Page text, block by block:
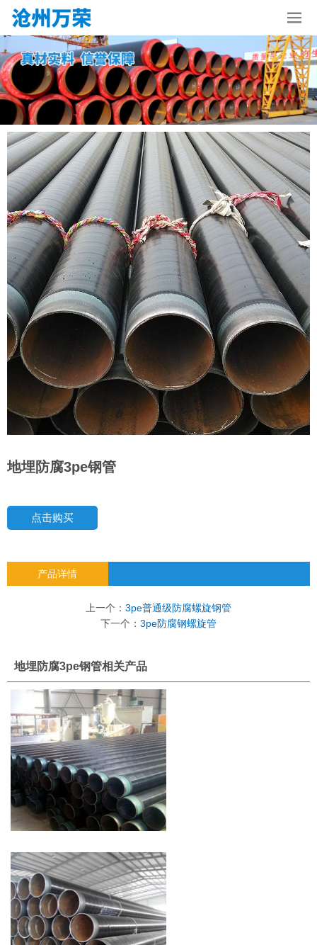
地埋防腐3pe钢管
点击购买
产品详情
上一个： 3pe普通级防腐螺旋钢管
下一个： 3pe防腐钢螺旋管
地埋防腐3pe钢管相关产品